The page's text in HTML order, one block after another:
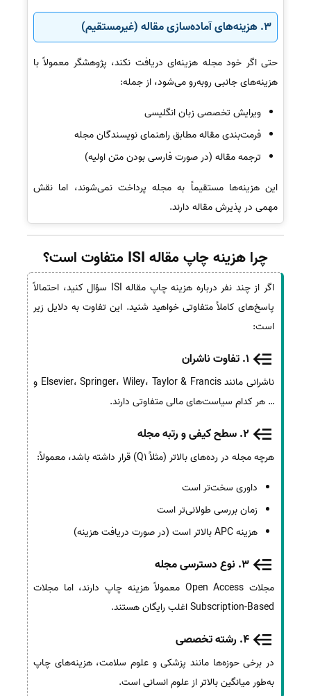
3. هزینه‌های آماده‌سازی مقاله (غیرمستقیم)
حتی اگر خود مجله هزینه‌ای دریافت نکند، پژوهشگر معمولاً با
هزینه‌های جانبی روبه‌رو می‌شود، از جمله:
ویرایش تخصصی زبان انگلیسی
فرمت‌بندی مقاله مطابق راهنمای نویسندگان مجله
ترجمه مقاله (در صورت فارسی بودن متن اولیه)
این هزینه‌ها مستقیماً به مجله پرداخت نمی‌شوند، اما نقش
مهمی در پذیرش مقاله دارند.
چرا هزینه چاپ مقاله ISI متفاوت است؟
اگر از چند نفر درباره هزینه چاپ مقاله ISI سؤال کنید، احتمالاً
پاسخ‌های کاملاً متفاوتی خواهید شنید. این تفاوت به دلایل زیر
است:
ناشرانی مانند Elsevier، Springer، Wiley، Taylor & Francis و
… هر کدام سیاست‌های مالی متفاوتی دارند.
هرچه مجله در رده‌های بالاتر (مثلاً Q1) قرار داشته باشد، معمولاً:
داوری سخت‌تر است
زمان بررسی طولانی‌تر است
هزینه APC بالاتر است (در صورت دریافت هزینه)
مجلات Open Access معمولاً هزینه چاپ دارند، اما مجلات
Subscription-Based اغلب رایگان هستند.
در برخی حوزه‌ها مانند پزشکی و علوم سلامت، هزینه‌های چاپ
به‌طور میانگین بالاتر از علوم انسانی است.